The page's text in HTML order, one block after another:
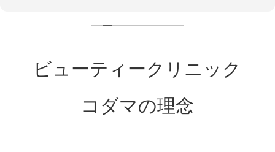
ビューティークリニック
コダマの理念